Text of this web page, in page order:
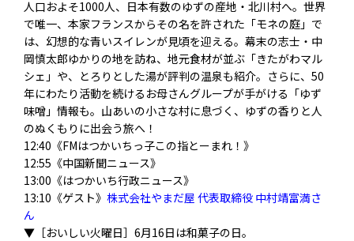
人口およそ1000人、日本有数のゆずの産地・北川村へ。 世界
で唯一、本家フランスからその名を許された「モネの庭」 で
は、幻想的な青いスイレンが見頃を迎える。幕末の志士・ 中
岡慎太郎ゆかりの地を訪ね、地元食材が並ぶ「きたがわマル
シェ」や、とろりとした湯が評判の温泉も紹介。 さらに、 50
年にわたり活動を続けるお母さんグループが手がける「ゆず
味噌」情報も。山あいの小さな村に息づく、 ゆずの香りと人
のぬくもりに出会う旅へ！
12:40《FMはつかいちっ子この指とーまれ！》
12:55《中国新聞ニュース》
13:00《はつかいち行政ニュース》
13:10《ゲスト》 株式会社やまだ屋 代表取締役 中村靖富満さ
ん
▼［おいしい火曜日］6月16日は和菓子の日。